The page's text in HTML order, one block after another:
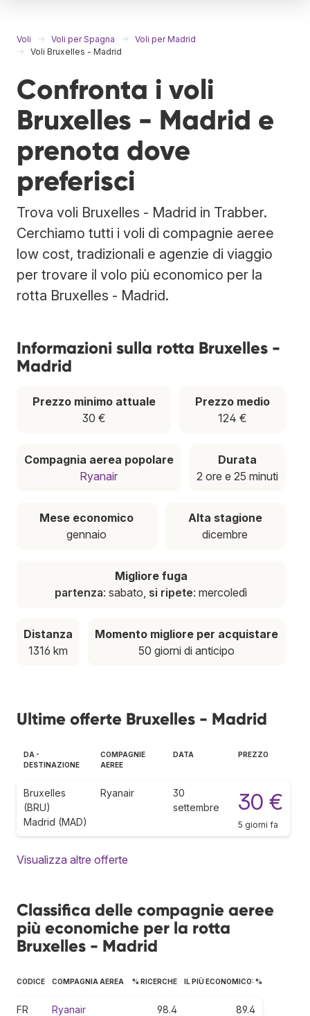
Voli Voli per Spagna
Voli per Madrid
Voli Bruxelles - Madrid
Confronta i voli
Bruxelles - Madrid e
prenota dove
preferisci
Trova voli Bruxelles - Madrid in Trabber.
Cerchiamo tutti i voli di compagnie aeree
low cost, tradizionali e agenzie di viaggio
per trovare il volo più economico per la
rotta Bruxelles - Madrid.
Informazioni sulla rotta Bruxelles -
Madrid
Prezzo minimo attuale
30 €
Prezzo medio
124 €
Compagnia aerea popolare
Ryanair
Durata
2 ore e 25 minuti
Mese economico
gennaio
Alta stagione
dicembre
Migliore fuga
partenza: sabato, si ripete: mercoledì
Distanza
1316 km
Momento migliore per acquistare
50 giorni di anticipo
Ultime offerte Bruxelles - Madrid
DA -
DESTINAZIONE
COMPAGNIE
AEREE
DATA PREZZO
Bruxelles
(BRU)
Madrid (MAD)
Ryanair
30
settembre
30 €
5 giorni fa
Visualizza altre offerte
Classifica delle compagnie aeree
più economiche per la rotta
Bruxelles - Madrid
CODICE COMPAGNIA AEREA % RICERCHE IL PIÙ ECONOMICO: %
FR Ryanair 98.4 89.4